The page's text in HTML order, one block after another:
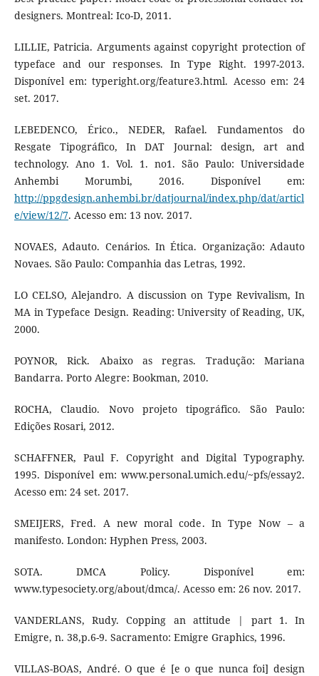
designers. Montreal: Ico-D, 2011.
LILLIE, Patricia. Arguments against copyright protection of
typeface and our responses. In Type Right. 1997-2013.
Disponível em: typeright.org/feature3.html. Acesso em: 24
set. 2017.
LEBEDENCO, Érico., NEDER, Rafael. Fundamentos do
Resgate Tipográfico, In DAT Journal: design, art and
technology. Ano 1. Vol. 1. no1. São Paulo: Universidade
Anhembi Morumbi, 2016. Disponível em:
http://ppgdesign.anhembi.br/datjournal/index.php/dat/articl
e/view/12/7. Acesso em: 13 nov. 2017.
NOVAES, Adauto. Cenários. In Ética. Organização: Adauto
Novaes. São Paulo: Companhia das Letras, 1992.
LO CELSO, Alejandro. A discussion on Type Revivalism, In
MA in Typeface Design. Reading: University of Reading, UK,
2000.
POYNOR, Rick. Abaixo as regras. Tradução: Mariana
Bandarra. Porto Alegre: Bookman, 2010.
ROCHA, Claudio. Novo projeto tipográfico. São Paulo:
Edições Rosari, 2012.
SCHAFFNER, Paul F. Copyright and Digital Typography.
1995. Disponível em: www.personal.umich.edu/~pfs/essay2.
Acesso em: 24 set. 2017.
SMEIJERS, Fred. A new moral code. In Type Now – a
manifesto. London: Hyphen Press, 2003.
SOTA. DMCA Policy. Disponível em:
www.typesociety.org/about/dmca/. Acesso em: 26 nov. 2017.
VANDERLANS, Rudy. Copping an attitude | part 1. In
Emigre, n. 38,p.6-9. Sacramento: Emigre Graphics, 1996.
VILLAS-BOAS, André. O que é [e o que nunca foi] design